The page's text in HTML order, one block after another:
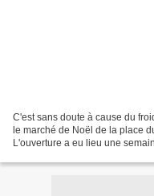
C'est sans doute à cause du
le marché de Noël de la place
L'ouverture a eu lieu une